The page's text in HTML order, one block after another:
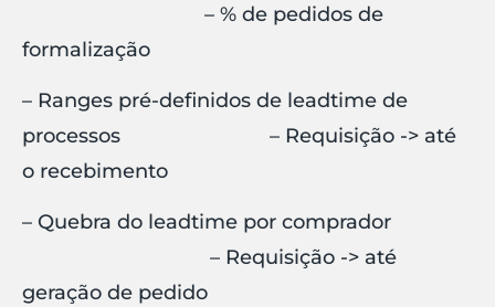
– % de pedidos de
formalização
– Ranges pré-definidos de leadtime de
processos – Requisição -> até
o recebimento
– Quebra do leadtime por comprador
– Requisição -> até
geração de pedido